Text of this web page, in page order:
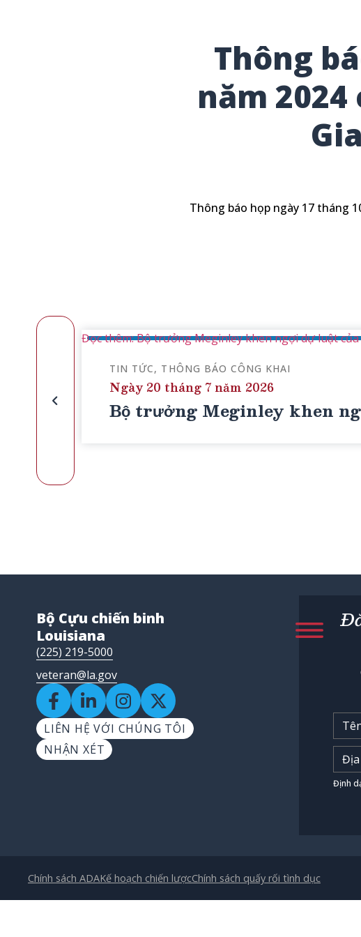
Thông
năm
Thông báo họp ngày 17 tháng
TIN TỨC THÔNG BÁO CÔNG KHAI
Ngày 20 tháng 7 năm 2026
Bộ trưởng Meginley khen
Đọc thêm: Bộ trưởng Meginley khen ngợi dự luật
Bộ Cựu chiến binh
Louisiana
(225) 219-5000
veteran@la.gov
LIÊN HỆ VỚI CHÚNG TÔI
NHẬN XÉT
Tên*
Định
Chính sách ADAKế hoạch chiến lượcChính sách quấy rối tình dục